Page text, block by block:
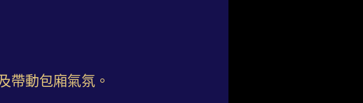
帶動包廂氣氛。